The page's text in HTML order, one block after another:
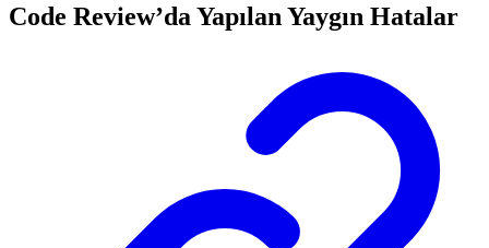
Code Review’da Yapılan Yaygın Hatalar